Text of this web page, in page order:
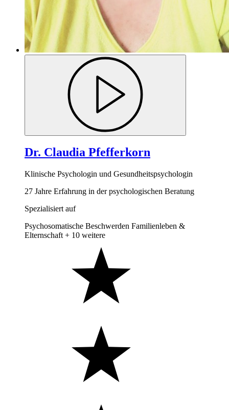
Dr. Claudia Pfefferkorn
Klinische Psychologin und Gesundheitspsychologin
27 Jahre Erfahrung in der psychologischen Beratung
Spezialisiert auf
Psychosomatische Beschwerden Familienleben &
Elternschaft + 10 weitere